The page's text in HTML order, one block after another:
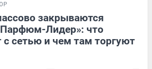
закрываются
Лидер»: что
с сетью и чем там торгуют